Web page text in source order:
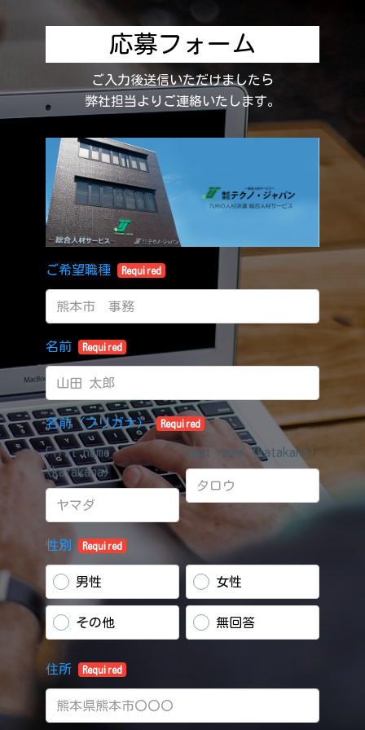
応募フォーム
ご入力後送信いただけましたら
弊社担当よりご連絡いたします。
ご希望職種 Required
名前 Required
名前（フリガナ） Required
Last name (katakana)
First name
(katakana)
性別 Required
男性 女性
その他 無回答
住所 Required